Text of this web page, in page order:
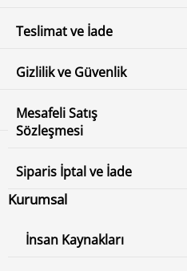
Teslimat ve İade
Gizlilik ve Güvenlik
Mesafeli Satış
Sözleşmesi
Siparis İptal ve İade
Kurumsal
İnsan Kaynakları